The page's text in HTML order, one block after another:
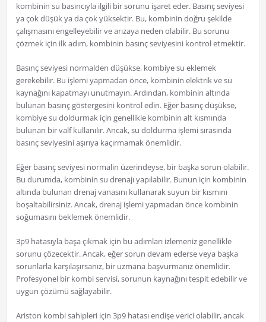
kombinin su basıncıyla ilgili bir sorunu işaret eder. Basınç seviyesi
ya çok düşük ya da çok yüksektir. Bu, kombinin doğru şekilde
çalışmasını engelleyebilir ve arızaya neden olabilir. Bu sorunu
çözmek için ilk adım, kombinin basınç seviyesini kontrol etmektir.
Basınç seviyesi normalden düşükse, kombiye su eklemek
gerekebilir. Bu işlemi yapmadan önce, kombinin elektrik ve su
kaynağını kapatmayı unutmayın. Ardından, kombinin altında
bulunan basınç göstergesini kontrol edin. Eğer basınç düşükse,
kombiye su doldurmak için genellikle kombinin alt kısmında
bulunan bir valf kullanılır. Ancak, su doldurma işlemi sırasında
basınç seviyesini aşırıya kaçırmamak önemlidir.
Eğer basınç seviyesi normalin üzerindeyse, bir başka sorun olabilir.
Bu durumda, kombinin su drenajı yapılabilir. Bunun için kombinin
altında bulunan drenaj vanasını kullanarak suyun bir kısmını
boşaltabilirsiniz. Ancak, drenaj işlemi yapmadan önce kombinin
soğumasını beklemek önemlidir.
3p9 hatasıyla başa çıkmak için bu adımları izlemeniz genellikle
sorunu çözecektir. Ancak, eğer sorun devam ederse veya başka
sorunlarla karşılaşırsanız, bir uzmana başvurmanız önemlidir.
Profesyonel bir kombi servisi, sorunun kaynağını tespit edebilir ve
uygun çözümü sağlayabilir.
Ariston kombi sahipleri için 3p9 hatası endişe verici olabilir, ancak